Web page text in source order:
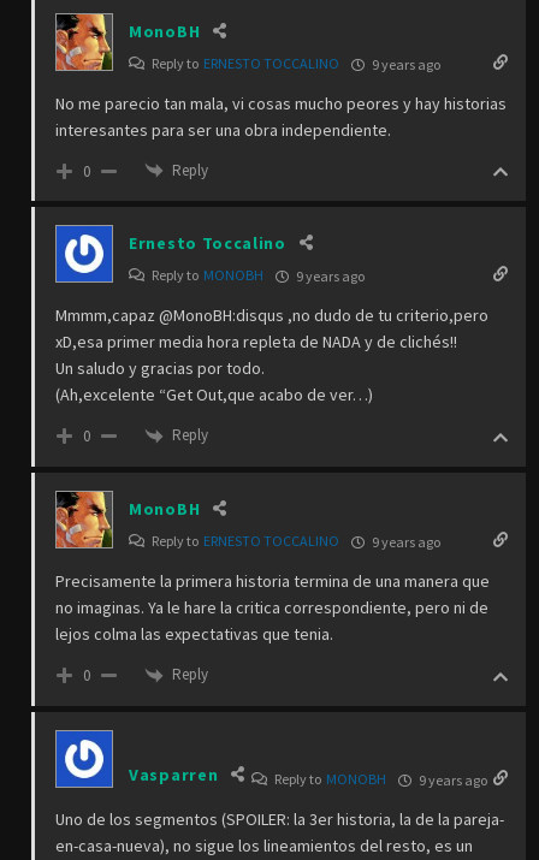
MonoBH
Reply to ERNESTO TOCCALINO 9 years ago
No me parecio tan mala, vi cosas mucho peores y hay historias
interesantes para ser una obra independiente.
0 Reply
Ernesto Toccalino
Reply to MONOBH 9 years ago
Mmmm,capaz @MonoBH:disqus ,no dudo de tu criterio,pero
xD,esa primer media hora repleta de NADA y de clichés!!
Un saludo y gracias por todo.
(Ah,excelente “Get Out,que acabo de ver…)
0 Reply
MonoBH
Reply to ERNESTO TOCCALINO 9 years ago
Precisamente la primera historia termina de una manera que
no imaginas. Ya le hare la critica correspondiente, pero ni de
lejos colma las expectativas que tenia.
0 Reply
Vasparren Reply to MONOBH 9 years ago
Uno de los segmentos (SPOILER: la 3er historia, la de la pareja-
en-casa-nueva), no sigue los lineamientos del resto, es un